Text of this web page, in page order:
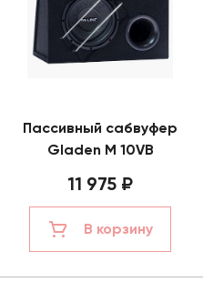
Пассивный сабвуфер
Gladen M 10VB
11 975 ₽
В корзину